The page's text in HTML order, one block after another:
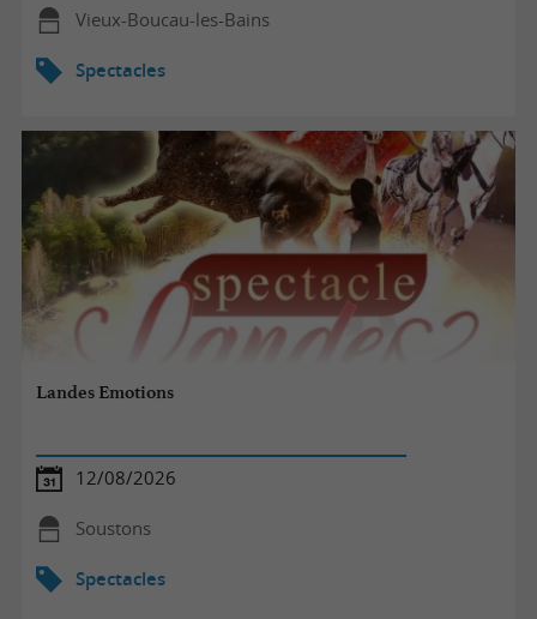
Vieux-Boucau-les-Bains
Spectacles
Landes Emotions
12/08/2026
Soustons
Spectacles